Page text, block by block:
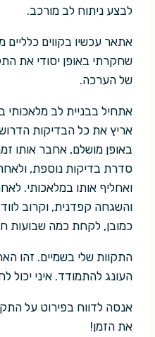
לבצע ניתוח לב מורכב.
אתאר עכשיו בקווים
שחקרתי באופן יסודי את
של הערכה.
אתחיל בבניית לב
אריץ את כל הבדיקות
באופן מושלם, אחבר אותו
סדרת בדיקות נוספת,
ואחליף אותו במלאכותי.
והשגחה קפדנית, וקרוב
כמובן, לקחת כמה שבועות
התקוות שלי בשמיים. זהו
העונג להתמודד. איני יכול
אנסה לדווח בפירוט על
את הזמן!